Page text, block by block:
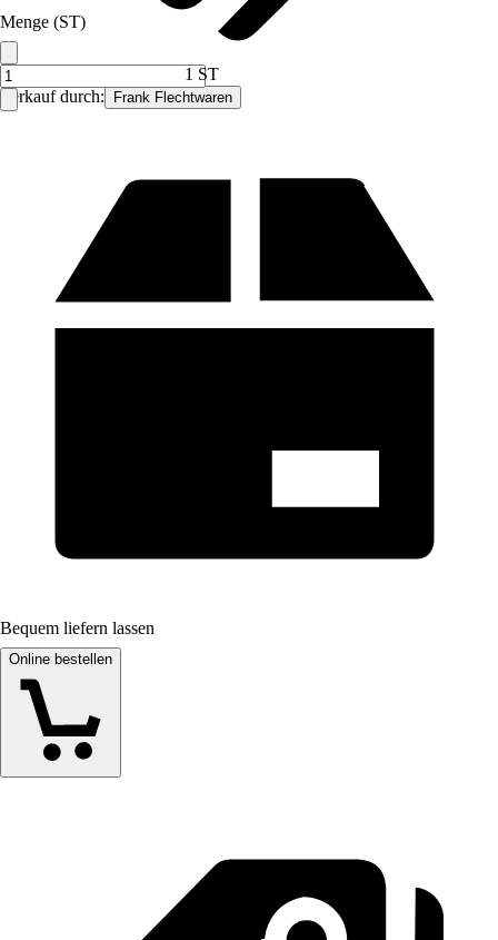
Verkauf durch: Frank Flechtwaren
Menge (ST)
1 ST
Bequem liefern lassen
Online bestellen